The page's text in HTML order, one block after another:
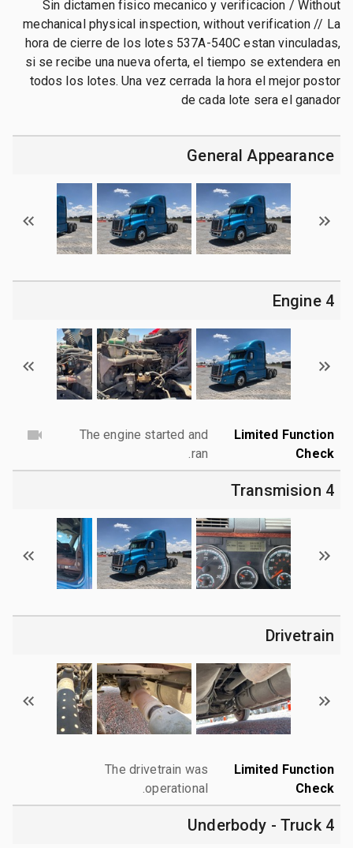
Sin dictamen fisico mecanico y verificacion / Without
mechanical physical inspection, without verification // La
hora de cierre de los lotes 537A-540C estan vinculadas,
si se recibe una nueva oferta, el tiempo se extendera en
todos los lotes. Una vez cerrada la hora el mejor postor
de cada lote sera el ganador
General Appearance
4 Engine
Limited Function
Check
The engine started and
ran.
4 Transmision
Drivetrain
Limited Function
Check
The drivetrain was
operational.
4 Underbody - Truck